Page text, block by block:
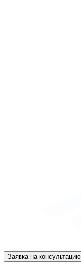
Заявка на консультацию